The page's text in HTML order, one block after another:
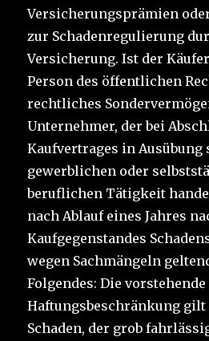
Versicherungsprämien
zur Schadenregulierung
Versicherung. Ist der
Person des öffentlichen
rechtliches
Unternehmer, der bei
Kaufvertrages in Ausübung
gewerblichen oder
beruflichen Tätigkeit
nach Ablauf eines Jahres
Kaufgegenstandes
wegen Sachmängeln
Folgendes: Die vorstehende
Haftungsbeschränkung gilt
Schaden, der grob